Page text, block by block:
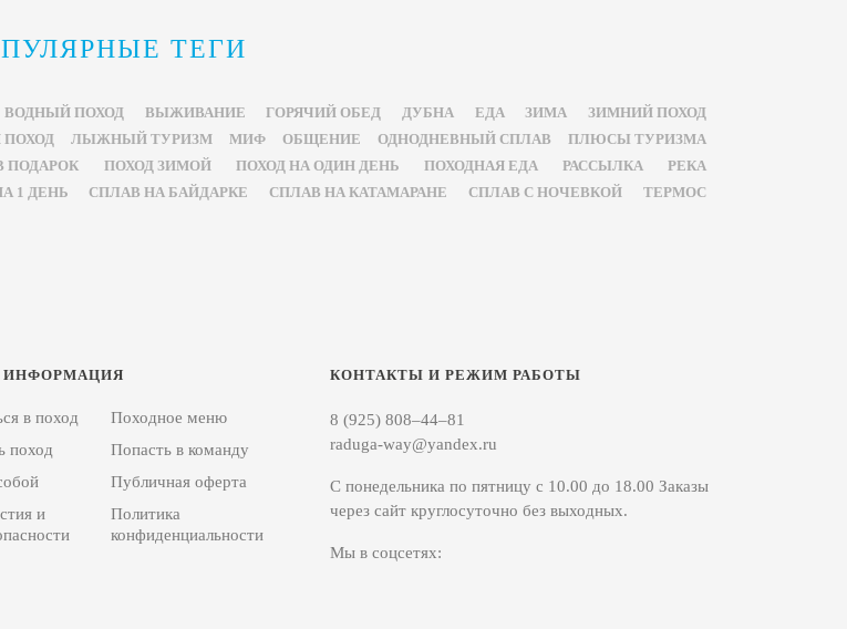
ТЕГИ
ВОДНЫЙ ПОХОД ВЫЖИВАНИЕ ГОРЯЧИЙ ОБЕД ДУБНА ЕДА ЗИМА
ЗИМНИЙ ПОХОД
ЛЫЖНЫЙ ТУРИЗМ МИФ ОБЩЕНИЕ ОДНОДНЕВНЫЙ СПЛАВ
ПЛЮСЫ ТУРИЗМА
ПОДАРОК ПОХОД ЗИМОЙ ПОХОД НА ОДИН ДЕНЬ ПОХОДНАЯ ЕДА РАССЫЛКА
РЕКА
1 ДЕНЬ СПЛАВ НА БАЙДАРКЕ СПЛАВ НА КАТАМАРАНЕ СПЛАВ С НОЧЕВКОЙ
ТЕРМОС
ИНФОРМАЦИЯ
в поход
поход
и
Походное меню
Попасть в команду
Публичная оферта
Политика
конфиденциальности
КОНТАКТЫ И РЕЖИМ РАБОТЫ
8 (925) 808–44–81
raduga-way@yandex.ru
С понедельника по пятницу с 10.00 до 18.00 Заказы
через сайт круглосуточно без выходных.
Мы в соцсетях: